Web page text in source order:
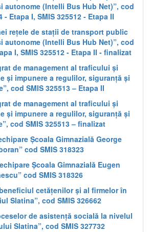
autonome (Intelli Bus Hub Net)”, cod
- Etapa I, SMIS 325512 - Etapa II
rețele de stații de transport public
autonome (Intelli Bus Hub Net)”, cod
I, SMIS 325512 - Etapa II - finalizat
de management al traficului și
și impunere a regulilor, siguranță și
cod SMIS 325513 – Etapa II
de management al traficului și
și impunere a regulilor, siguranță și
cod SMIS 325513 – finalizat
Școala Gimnazială George
cod SMIS 318323
Școala Gimnazială Eugen
cod SMIS 318326
cetățenilor și al firmelor în
Slatina”, cod SMIS 326662
de asistență socială la nivelul
Slatina”, cod SMIS 327732